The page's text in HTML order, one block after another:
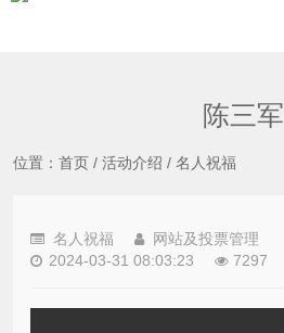
陈三军
位置： 首页 / 活动介绍 / 名人祝福
名人祝福
网站及投票管理
2024-03-31 08:03:23
7297